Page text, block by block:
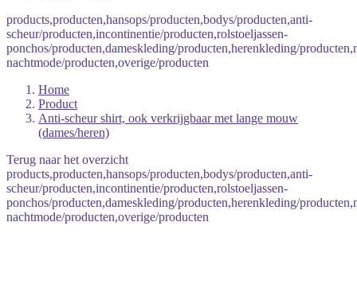
products,producten,hansops/producten,bodys/producten,anti-
scheur/producten,incontinentie/producten,rolstoeljassen-
ponchos/producten,dameskleding/producten,herenkleding/
nachtmode/producten,overige/producten
Home
Product
Anti-scheur shirt, ook verkrijgbaar met lange mouw
(dames/heren)
Terug naar het overzicht
products,producten,hansops/producten,bodys/producten,anti-
scheur/producten,incontinentie/producten,rolstoeljassen-
ponchos/producten,dameskleding/producten,herenkleding/
nachtmode/producten,overige/producten